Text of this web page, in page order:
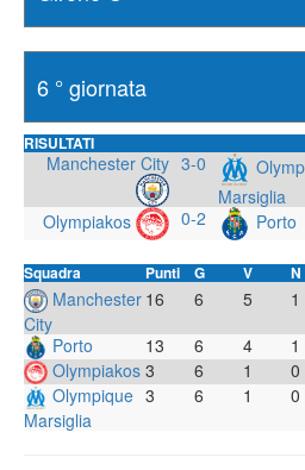
RISULTATI
Manchester City 3-0
Marsiglia
Olympiakos 0-2 Porto
Squadra Punti G V N
Manchester
City
16 6 5 1
Porto
13 6 4 1
Olympiakos 3 6 1 0
Olympique
Marsiglia
3 6 1 0